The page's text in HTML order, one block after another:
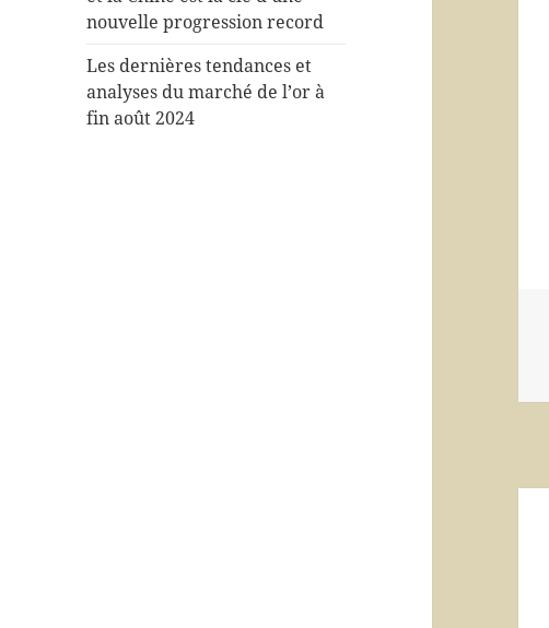
nouvelle progression record
Les dernières tendances et
analyses du marché de l’or à
fin août 2024